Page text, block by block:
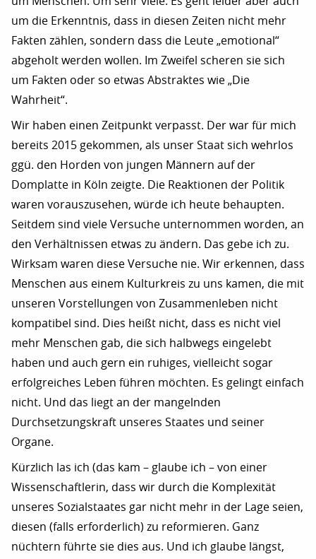
um die Erkenntnis, dass in diesen Zeiten nicht mehr
Fakten zählen, sondern dass die Leute „emotional“
abgeholt werden wollen. Im Zweifel scheren sie sich
um Fakten oder so etwas Abstraktes wie „Die
Wahrheit“.
Wir haben einen Zeitpunkt verpasst. Der war für mich
bereits 2015 gekommen, als unser Staat sich wehrlos
ggü. den Horden von jungen Männern auf der
Domplatte in Köln zeigte. Die Reaktionen der Politik
waren vorauszusehen, würde ich heute behaupten.
Seitdem sind viele Versuche unternommen worden, an
den Verhältnissen etwas zu ändern. Das gebe ich zu.
Wirksam waren diese Versuche nie. Wir erkennen, dass
Menschen aus einem Kulturkreis zu uns kamen, die mit
unseren Vorstellungen von Zusammenleben nicht
kompatibel sind. Dies heißt nicht, dass es nicht viel
mehr Menschen gab, die sich halbwegs eingelebt
haben und auch gern ein ruhiges, vielleicht sogar
erfolgreiches Leben führen möchten. Es gelingt einfach
nicht. Und das liegt an der mangelnden
Durchsetzungskraft unseres Staates und seiner
Organe.
Kürzlich las ich (das kam – glaube ich – von einer
Wissenschaftlerin, dass wir durch die Komplexität
unseres Sozialstaates gar nicht mehr in der Lage seien,
diesen (falls erforderlich) zu reformieren. Ganz
nüchtern führte sie dies aus. Und ich glaube längst,